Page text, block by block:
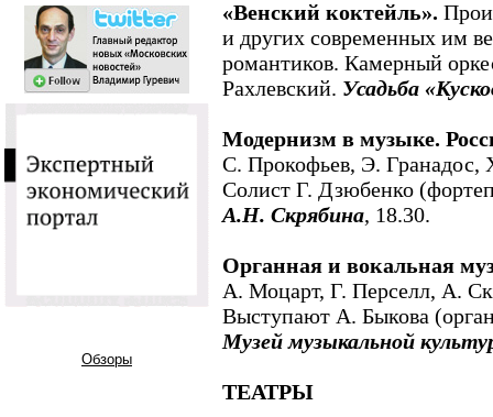
Обзоры
«Венский коктейль».
и других современных им
романтиков. Камерный
Рахлевский. Усадьба
Модернизм в музыке.
С. Прокофьев, Э. Гранадос,
Солист Г. Дзюбенко
А.Н. Скрябина, 18.30.
Органная и вокальная
А. Моцарт, Г. Перселл, А.
Выступают А. Быкова
Музей музыкальной
ТЕАТРЫ